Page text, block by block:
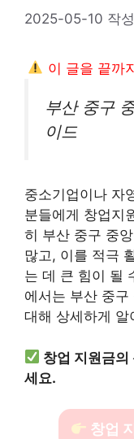
2025-05-10 작
이 글을 끝까
부산 중구
이드
중소기업이나 자
분들에게 창업지
히 부산 중구 중
많고, 이를 적극
는 데 큰 힘이 될
에서는 부산 중구
대해 상세하게 알
창업 지원금의
세요.
창업